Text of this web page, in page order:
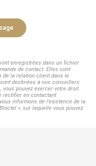
enregistrées dans un fichier
de contact. Elles sont
de la relation client dans le
destinées à nos conseillers
pouvez exercer votre droit
rectifier en contactant
informons de l'existence de la
», sur laquelle vous pouvez